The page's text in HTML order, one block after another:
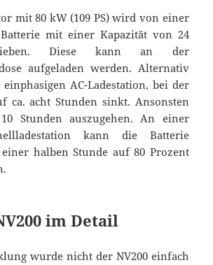
mit 80 kW (109 PS) wird von einer
mit einer Kapazität von 24
Diese kann an der
aufgeladen werden. Alternativ
AC-Ladestation, bei der
ca. acht Stunden sinkt. Ansonsten
Stunden auszugehen. An einer
kann die Batterie
halben Stunde auf 80 Prozent
im Detail
wurde nicht der NV200 einfach